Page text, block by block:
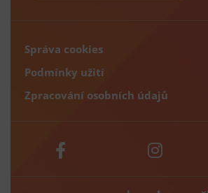
Správa cookies
Podmínky užití
Zpracování osobních údajů